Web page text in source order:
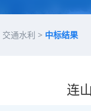
交通水利 > 中标结果
连